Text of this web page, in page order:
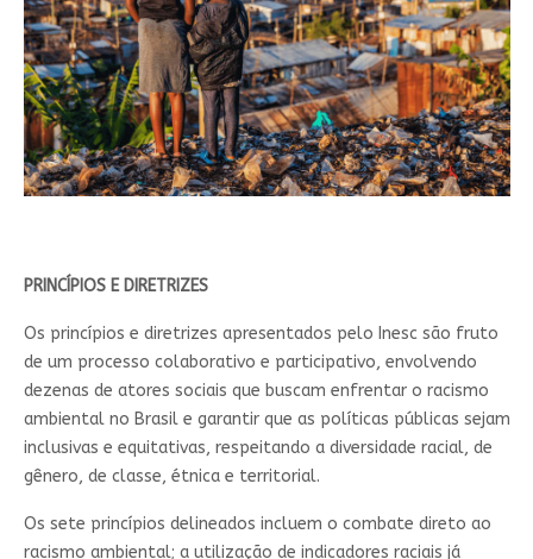
PRINCÍPIOS E DIRETRIZES
Os princípios e diretrizes apresentados pelo Inesc são fruto
de um processo colaborativo e participativo, envolvendo
dezenas de atores sociais que buscam enfrentar o racismo
ambiental no Brasil e garantir que as políticas públicas sejam
inclusivas e equitativas, respeitando a diversidade racial, de
gênero, de classe, étnica e territorial.
Os sete princípios delineados incluem o combate direto ao
racismo ambiental; a utilização de indicadores raciais já